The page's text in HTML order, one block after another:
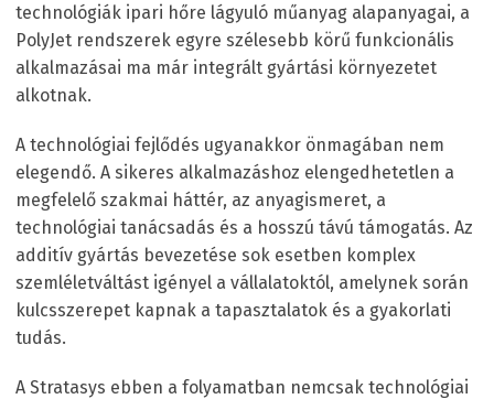
technológiák ipari hőre lágyuló műanyag alapanyagai, a
PolyJet rendszerek egyre szélesebb körű funkcionális
alkalmazásai ma már integrált gyártási környezetet
alkotnak.
A technológiai fejlődés ugyanakkor önmagában nem
elegendő. A sikeres alkalmazáshoz elengedhetetlen a
megfelelő szakmai háttér, az anyagismeret, a
technológiai tanácsadás és a hosszú távú támogatás. Az
additív gyártás bevezetése sok esetben komplex
szemléletváltást igényel a vállalatoktól, amelynek során
kulcsszerepet kapnak a tapasztalatok és a gyakorlati
tudás.
A Stratasys ebben a folyamatban nemcsak technológiai